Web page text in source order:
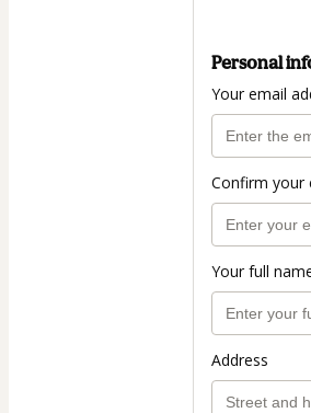
Personal
Your email
Confirm your
Your full
Address